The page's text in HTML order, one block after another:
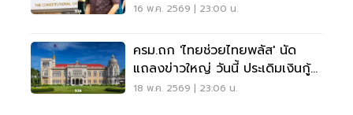
16 พ.ค. 2569 | 23:00 น.
ครม.ถก 'ไทยช่วยไทยพลัส' นัด
แถลงข่าวใหญ่ วันนี้ ประเดิมเงินกู้
4 แสนล้าน
18 พ.ค. 2569 | 23:06 น.